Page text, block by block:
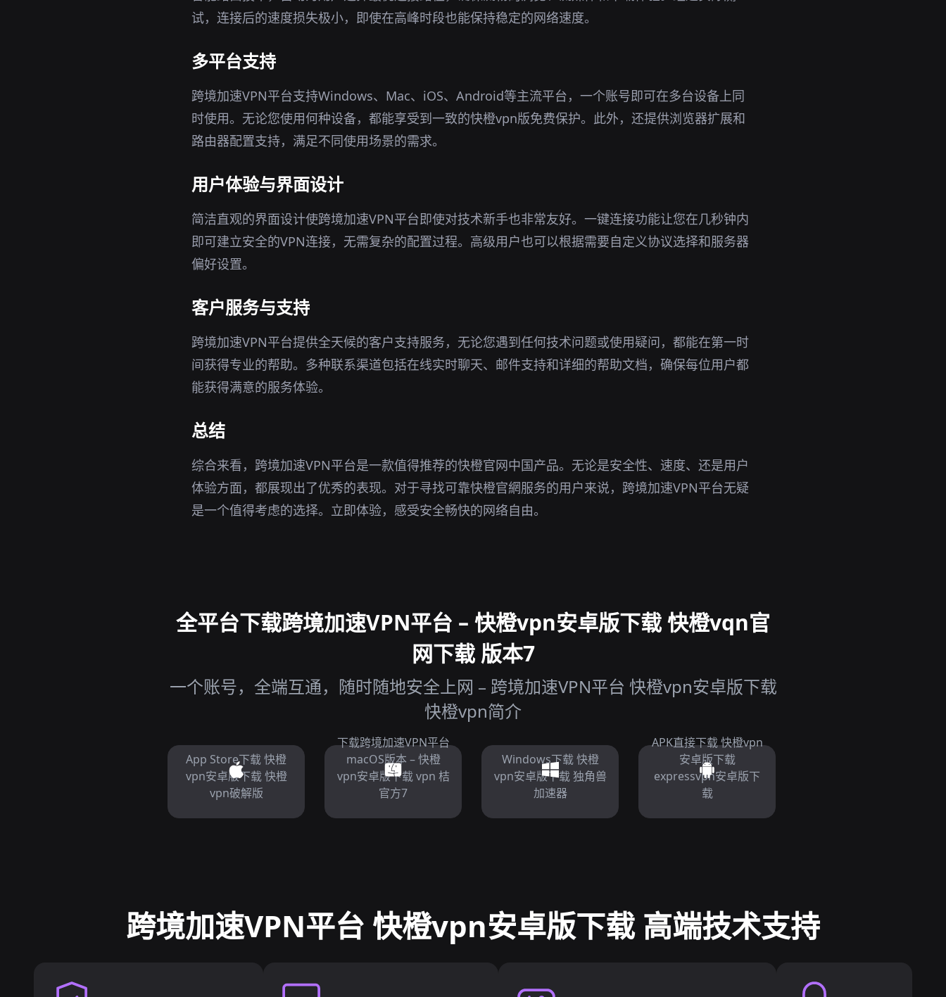
试，连接后的速度损失极小，即使在高峰时段也能保持稳定的网络速度。
多平台支持
跨境加速VPN平台支持Windows、Mac、iOS、Android等主流平台，一个账号即可在多台设备上同
时使用。无论您使用何种设备，都能享受到一致的快橙vpn版免费保护。此外，还提供浏览器扩展和
路由器配置支持，满足不同使用场景的需求。
用户体验与界面设计
简洁直观的界面设计使跨境加速VPN平台即使对技术新手也非常友好。一键连接功能让您在几秒钟内
即可建立安全的VPN连接，无需复杂的配置过程。高级用户也可以根据需要自定义协议选择和服务器
偏好设置。
客户服务与支持
跨境加速VPN平台提供全天候的客户支持服务，无论您遇到任何技术问题或使用疑问，都能在第一时
间获得专业的帮助。多种联系渠道包括在线实时聊天、邮件支持和详细的帮助文档，确保每位用户都
能获得满意的服务体验。
总结
综合来看，跨境加速VPN平台是一款值得推荐的快橙官网中国产品。无论是安全性、速度、还是用户
体验方面，都展现出了优秀的表现。对于寻找可靠快橙官網服务的用户来说，跨境加速VPN平台无疑
是一个值得考虑的选择。立即体验，感受安全畅快的网络自由。
全平台下载跨境加速VPN平台 – 快橙vpn安卓版下载 快橙vqn官
网下载 版本7
一个账号，全端互通，随时随地安全上网 – 跨境加速VPN平台 快橙vpn安卓版下载
快橙vpn简介
App Store下载 快橙
vpn安卓版下载 快橙
vpn破解版
下载跨境加速VPN平台
macOS版本 – 快橙
vpn安卓版下载 vpn 桔
官方7
Windows下载 快橙
vpn安卓版下载 独角兽
加速器
APK直接下载 快橙vpn
安卓版下载
expressvpn安卓版下
载
跨境加速VPN平台 快橙vpn安卓版下载 高端技术支持